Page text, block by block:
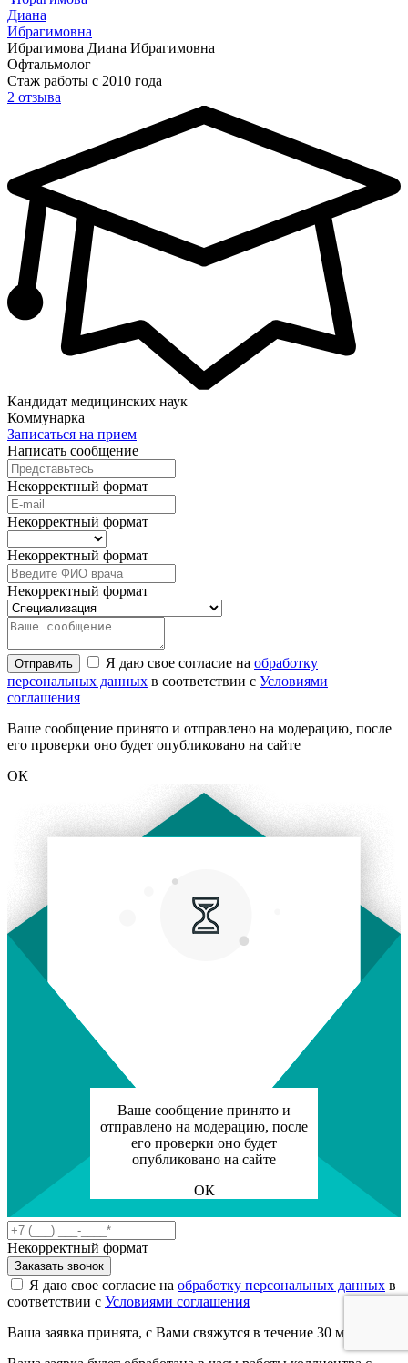
Диана
Ибрагимовна
Ибрагимова Диана Ибрагимовна
Офтальмолог
Стаж работы с 2010 года
2 отзыва
Кандидат медицинских наук
Коммунарка
Записаться на прием
Написать сообщение
Некорректный формат
Некорректный формат
Некорректный формат
Некорректный формат
Отправить Я даю свое согласие на обработку
персональных данных в соответствии с Условиями
соглашения
Ваше сообщение принято и отправлено на модерацию, после
его проверки оно будет опубликовано на сайте
ОК
Некорректный формат
Заказать звонок
Я даю свое согласие на обработку персональных данных в
соответствии с Условиями соглашения
Ваша заявка принята, с Вами свяжутся в течение 30 минут
Ваше сообщение принято и
отправлено на модерацию, после
его проверки оно будет
опубликовано на сайте
ОК